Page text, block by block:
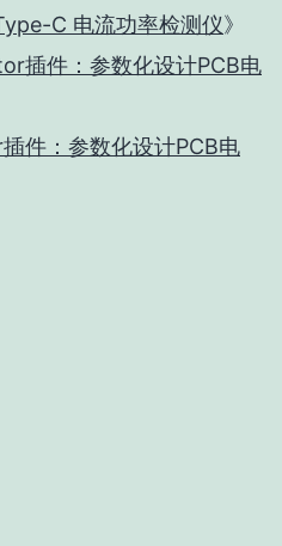
C 电流功率检测仪》
插件：参数化设计PCB电
件：参数化设计PCB电